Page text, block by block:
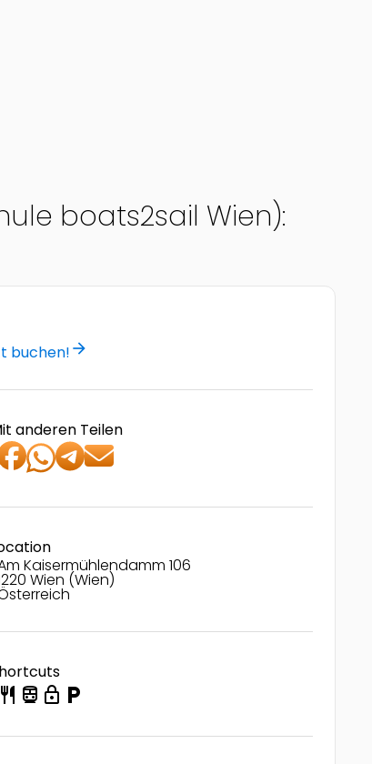
boats2sail Wien):
buchen!arrow_forward
anderen Teilen
Kaisermühlendamm 106
Wien (Wien)
restaurant directions_transit lock local_parking